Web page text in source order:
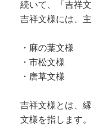
続いて、「吉祥
吉祥文様には、
・麻の葉文様
・市松文様
・唐草文様
吉祥文様とは、
文様を指します。